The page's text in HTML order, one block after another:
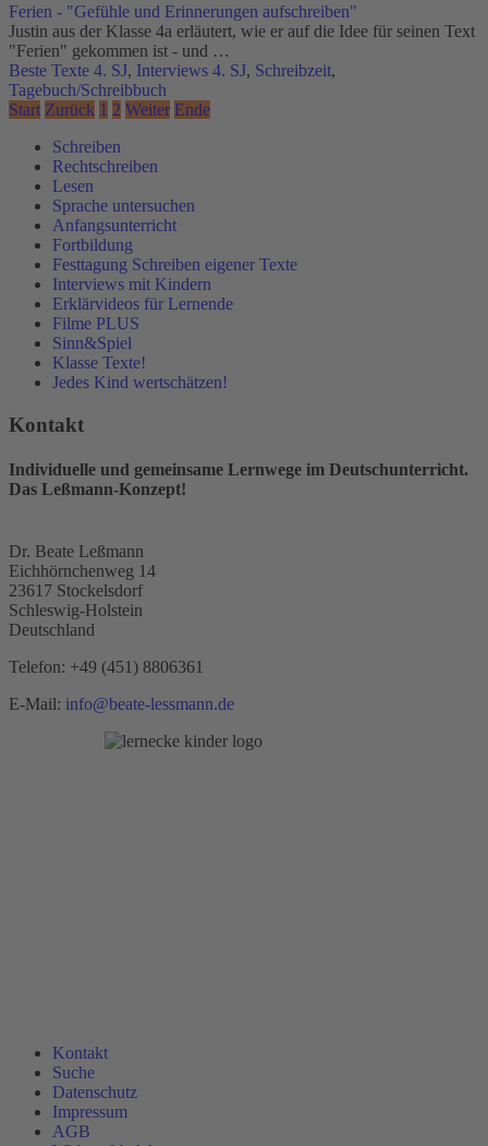
Ferien - "Gefühle und Erinnerungen aufschreiben"
Justin aus der Klasse 4a erläutert, wie er auf die Idee für seinen Text
"Ferien" gekommen ist - und …
Beste Texte 4. SJ, Interviews 4. SJ, Schreibzeit,
Tagebuch/Schreibbuch
Start Zurück 1 2 Weiter Ende
Schreiben
Rechtschreiben
Lesen
Sprache untersuchen
Anfangsunterricht
Fortbildung
Festtagung Schreiben eigener Texte
Interviews mit Kindern
Erklärvideos für Lernende
Filme PLUS
Sinn&Spiel
Klasse Texte!
Jedes Kind wertschätzen!
Kontakt
Individuelle und gemeinsame Lernwege im Deutschunterricht.
Das Leßmann-Konzept!
Dr. Beate Leßmann
Eichhörnchenweg 14
23617 Stockelsdorf
Schleswig-Holstein
Deutschland
Telefon: +49 (451) 8806361
E-Mail: info@beate-lessmann.de
Kontakt
Suche
Datenschutz
Impressum
AGB